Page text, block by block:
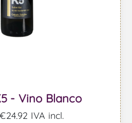
- Vino Blanco
IVA incl.